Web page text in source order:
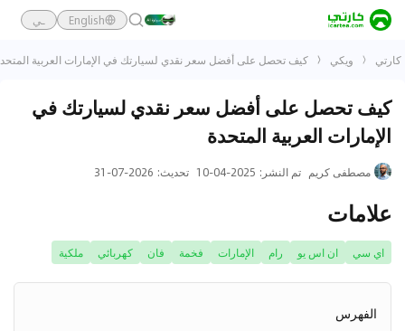
English ـي
كارتي ويكي كيف تحصل على أفضل سعر نقدي لسيارتك في الإمارات العربية
كيف تحصل على أفضل سعر نقدي لسيارتك في
الإمارات العربية المتحدة
مصطفى كريم تم النشر :
2025-04-10 تحديث:
2026-07-31
علامات
اي سي ان اس يو رام الإمارات فخمة فان كهربائي ملكية
الفهرس